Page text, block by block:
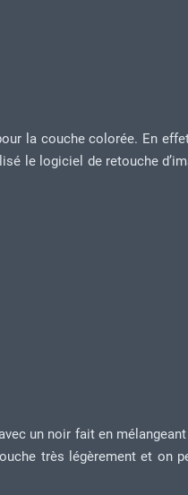
la couche colorée. En
le logiciel de retouche
un noir fait en
très légèrement et on